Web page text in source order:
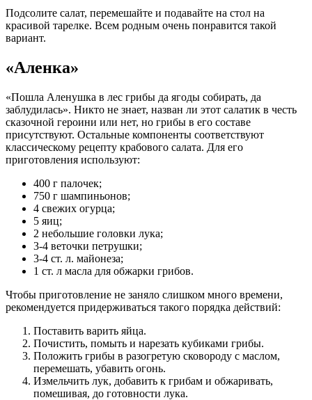
Подсолите салат, перемешайте и подавайте на стол на
красивой тарелке. Всем родным очень понравится такой
вариант.
«Аленка»
«Пошла Аленушка в лес грибы да ягоды собирать, да
заблудилась». Никто не знает, назван ли этот салатик в честь
сказочной героини или нет, но грибы в его составе
присутствуют. Остальные компоненты соответствуют
классическому рецепту крабового салата. Для его
приготовления используют:
400 г палочек;
750 г шампиньонов;
4 свежих огурца;
5 яиц;
2 небольшие головки лука;
3-4 веточки петрушки;
3-4 ст. л. майонеза;
1 ст. л масла для обжарки грибов.
Чтобы приготовление не заняло слишком много времени,
рекомендуется придерживаться такого порядка действий:
Поставить варить яйца.
Почистить, помыть и нарезать кубиками грибы.
Положить грибы в разогретую сковороду с маслом,
перемешать, убавить огонь.
Измельчить лук, добавить к грибам и обжаривать,
помешивая, до готовности лука.